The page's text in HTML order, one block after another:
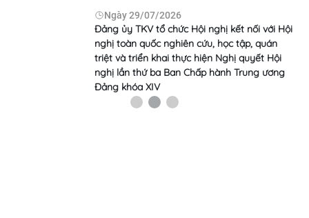
Ngày29/07/2026
Đảng ủy TKV tổ chức Hội nghị kết nối với Hội
nghị toàn quốc nghiên cứu, học tập, quán
triệt và triển khai thực hiện Nghị quyết Hội
nghị lần thứ ba Ban Chấp hành Trung ương
Đảng khóa XIV